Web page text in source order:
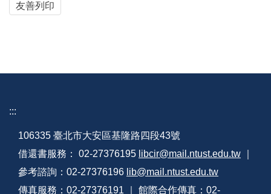
友善列印
:::
106335 臺北市大安區基隆路四段43號
借還書服務： 02-27376195 libcir@mail.ntust.edu.tw
參考諮詢：02-27376196 lib@mail.ntust.edu.tw
傳真服務：02-27376191 ｜ 館際合作傳真：02-